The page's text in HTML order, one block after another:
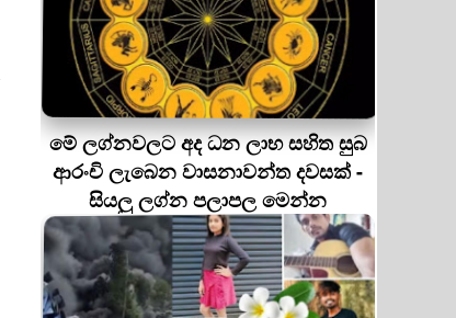
මේ ලග්නවලට අද ධන ලාභ සහිත සුබ
ආරංචි ලැබෙන වාසනාවන්ත දවසක් -
සියලු ලග්න පලාපල මෙන්න